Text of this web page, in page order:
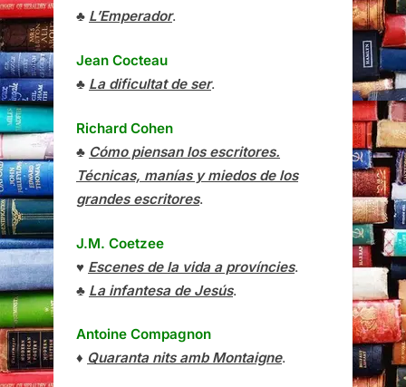
♣ L’Emperador.
Jean Cocteau
♣ La dificultat de ser.
Richard Cohen
♣ Cómo piensan los escritores.
Técnicas, manías y miedos de los
grandes escritores.
J.M. Coetzee
♥ Escenes de la vida a províncies.
♣ La infantesa de Jesús.
Antoine Compagnon
♦ Quaranta nits amb Montaigne.